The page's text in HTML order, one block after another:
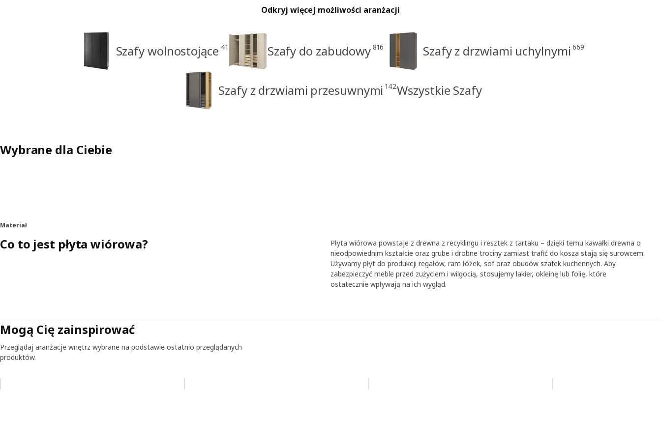
Odkryj więcej możliwości aranżacji
Szafy wolnostojące 41 Szafy do zabudowy 816 Szafy z drzwiami uchylnymi 669
Szafy z drzwiami przesuwnymi 142Wszystkie Szafy
Wybrane dla Ciebie
Materiał
Co to jest płyta wiórowa?
Płyta wiórowa powstaje z drewna z recyklingu i resztek z tartaku – dzięki temu kawałki drewna o
nieodpowiednim kształcie oraz grube i drobne trociny zamiast trafić do kosza stają się surowcem.
Używamy płyt do produkcji regałów, ram łóżek, sof oraz obudów szafek kuchennych. Aby
zabezpieczyć meble przed zużyciem i wilgocią, stosujemy lakier, okleinę lub folię, które
ostatecznie wpływają na ich wygląd.
Mogą Cię zainspirować
Przeglądaj aranżacje wnętrz wybrane na podstawie ostatnio przeglądanych
produktów.